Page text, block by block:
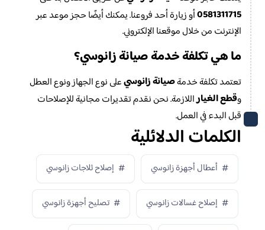
0581311715أو زيارة أحد فروعنا. يمكنك أيضًا حجز موعد عبر
الإنترنت من خلال موقعنا الإلكتروني.
ما هي تكلفة خدمةصيانة زانوسي؟
تعتمد تكلفة خدمةصيانة زانوسيعلى نوع الجهاز ونوع العطل
وقطع الغياراللازمة. نحن نقدم تقديرات مجانية للإصلاحات
قبل البدء في العمل.
الكلمات الدلائلية
أعطال أجهزة زانوسي إصلاح ثلاجات زانوسي
إصلاح غسالات زانوسي تصليح أجهزة زانوسي